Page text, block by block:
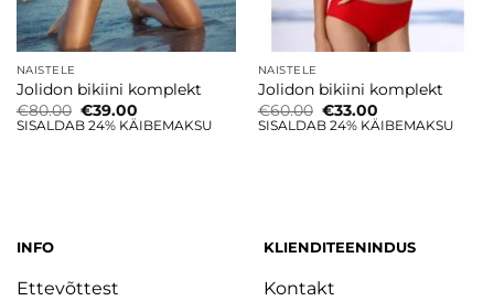
NAISTELE
Jolidon bikiini komplekt
€80.00 Algne
hind
€39.00Current
price
SISALDAB 24% KÄIBEMAKSU
NAISTELE
Jolidon bikiini komplekt
€60.00 Algne
hind
€33.00Current
price
SISALDAB 24% KÄIBEMAKSU
INFO
Ettevõttest
KLIENDITEENINDUS
Kontakt